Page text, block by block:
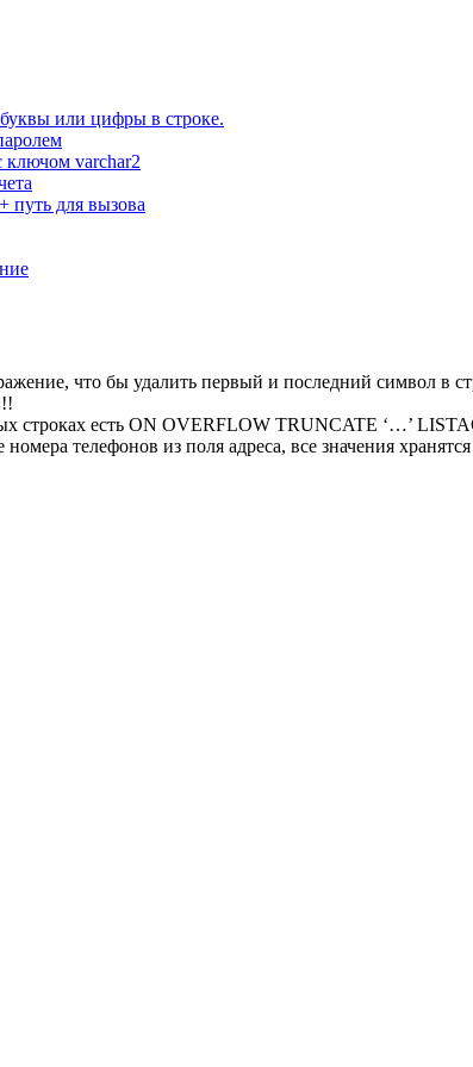
или цифры в строке.
ключом varchar2
путь для вызова
что бы удалить первый и последний символ в
строках есть ON OVERFLOW TRUNCATE ‘…’
телефонов из поля адреса, все значения